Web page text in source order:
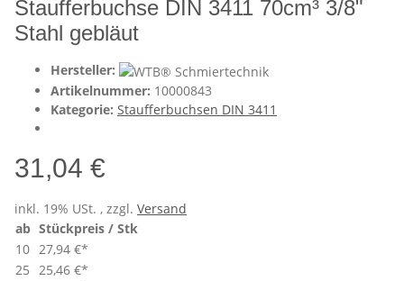
Staufferbuchse DIN 3411 70cm³ 3/8"
Stahl gebläut
Hersteller:
Artikelnummer: 10000843
Kategorie: Staufferbuchsen DIN 3411
31,04 €
inkl. 19% USt. , zzgl. Versand
ab Stückpreis / Stk
10 27,94 €*
25 25,46 €*